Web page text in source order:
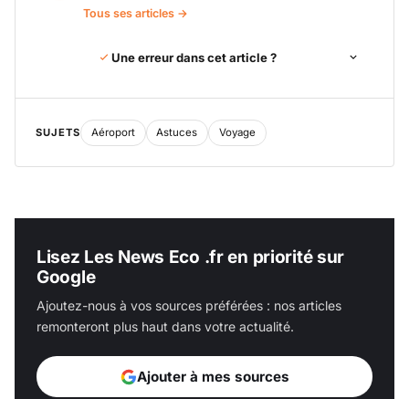
Tous ses articles →
Une erreur dans cet article ?
SUJETS Aéroport Astuces Voyage
Lisez Les News Eco .fr en priorité sur
Google
Ajoutez-nous à vos sources préférées : nos articles
remonteront plus haut dans votre actualité.
Ajouter à mes sources